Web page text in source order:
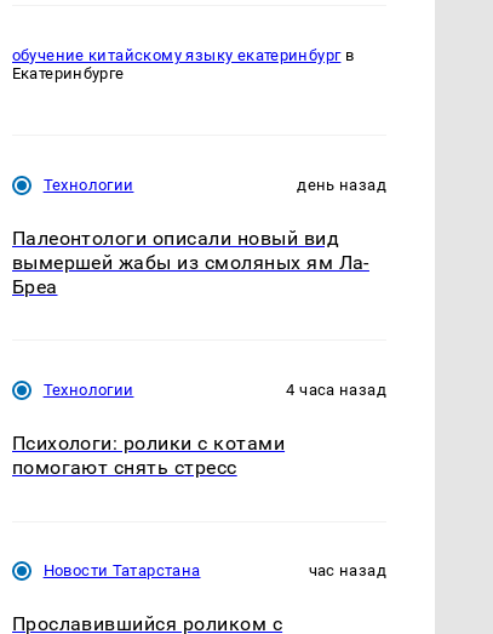
Как выглядит место
Кавказе: смотреть
Не ешьте эту
обучение китайскому языку екатеринбургв
Екатеринбурге
Технологии день назад
Палеонтологи описали новый вид
вымершей жабы из смоляных ям Ла-
Бреа
Технологии 4 часа назад
Психологи: ролики с котами
помогают снять стресс
Новости Татарстана час назад
Прославившийся роликом с